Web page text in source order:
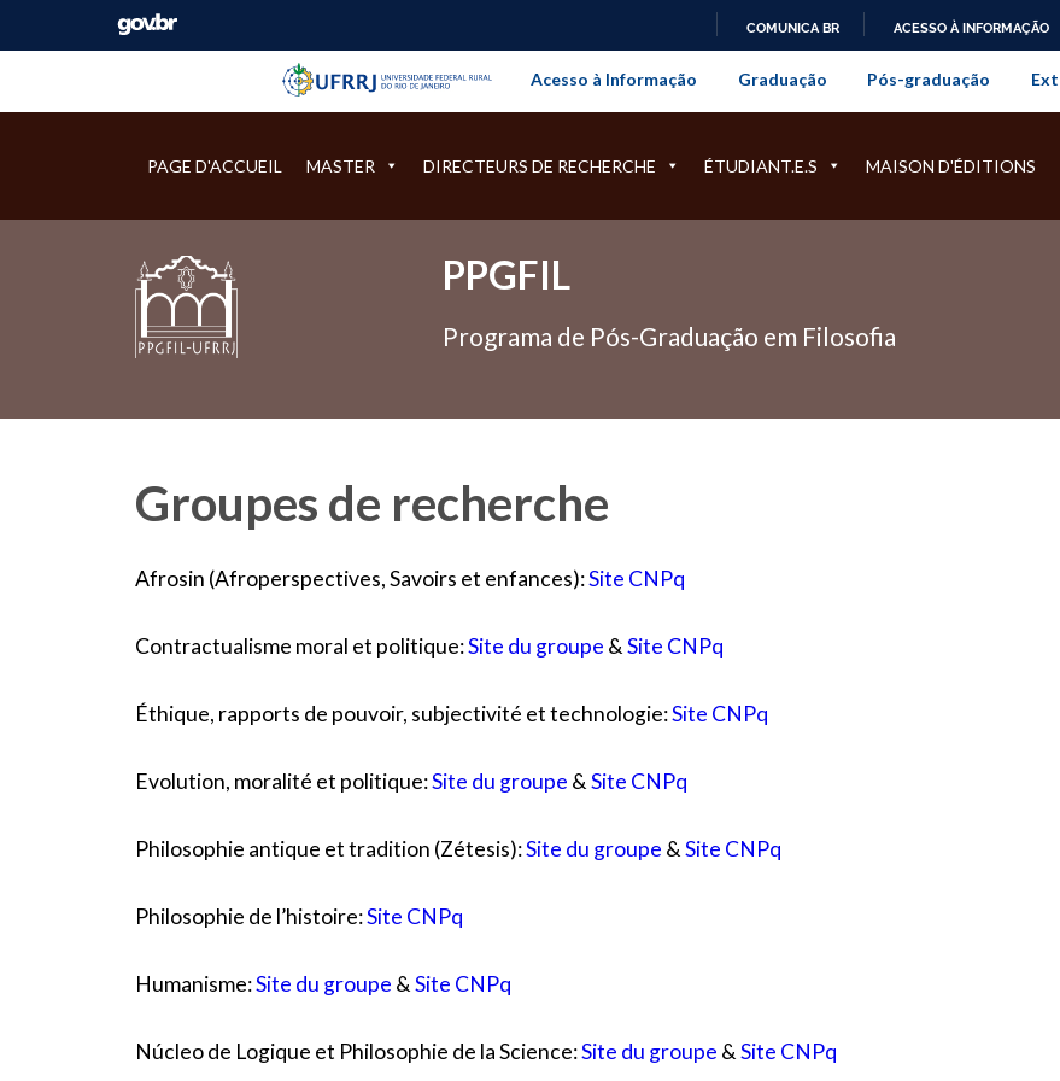
PARA
O
COMUNICA BR ACESSO À INFORMAÇÃO
Pular barra institucional
Barra institucional da Universidade Federal
Acesso à Informação Graduação Pós-graduação
PAGE D'ACCUEIL MASTER DIRECTEURS DE RECHERCHE ÉTUDIANT.E.S MAISON D'ÉDITIONS
PPGFIL
Programa de Pós-Graduação em Filosofia
Groupes de recherche
Afrosin (Afroperspectives, Savoirs et enfances):Site CNPq
Contractualisme moral et politique:Site du groupe &Site CNPq
Éthique, rapports de pouvoir, subjectivité et technologie:Site CNPq
Evolution, moralité et politique:Site du groupe &Site CNPq
Philosophie antique et tradition (Zétesis):Site du groupe &Site CNPq
Philosophie de l’histoire:Site CNPq
Humanisme:Site du groupe &Site CNPq
Núcleo de Logique et Philosophie de la Science:Site du groupe &Site CNPq